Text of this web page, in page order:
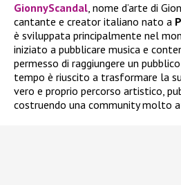
GionnyScandal, nome d’arte di
cantante e creator italiano nato a
è sviluppata principalmente nel
iniziato a pubblicare musica e
permesso di raggiungere un
tempo è riuscito a trasformare la
vero e proprio percorso artistico,
costruendo una community molto